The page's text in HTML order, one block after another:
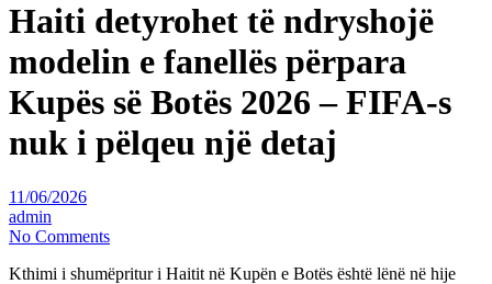
Haiti detyrohet të ndryshojë
modelin e fanellës përpara
Kupës së Botës 2026 – FIFA-s
nuk i pëlqeu një detaj
11/06/2026
admin
No Comments
Kthimi i shumëpritur i Haitit në Kupën e Botës është lënë në hije